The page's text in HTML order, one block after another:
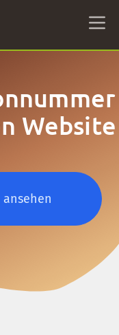
Website
ansehen